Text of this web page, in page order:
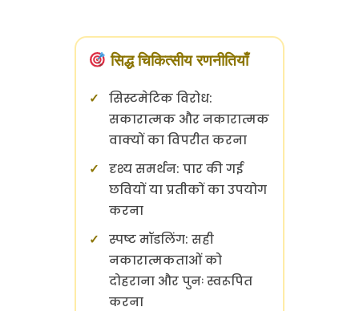
सिद्ध चिकित्सीय रणनीतियाँ
सिस्टमेटिक विरोध:
सकारात्मक और नकारात्मक
वाक्यों का विपरीत करना
दृश्य समर्थन: पार की गई
छवियों या प्रतीकों का उपयोग
करना
स्पष्ट मॉडलिंग: सही
नकारात्मकताओं को
दोहराना और पुनः स्वरूपित
करना